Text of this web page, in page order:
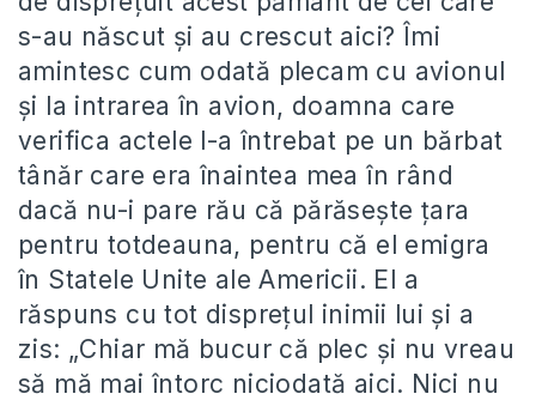
s-au născut şi au crescut aici? Îmi
amintesc cum odată plecam cu avionul
şi la intrarea în avion, doamna care
verifica actele l-a întrebat pe un bărbat
tânăr care era înaintea mea în rând
dacă nu-i pare rău că părăseşte ţara
pentru totdeauna, pentru că el emigra
în Statele Unite ale Americii. El a
răspuns cu tot dispreţul inimii lui şi a
zis: „Chiar mă bucur că plec şi nu vreau
să mă mai întorc niciodată aici. Nici nu